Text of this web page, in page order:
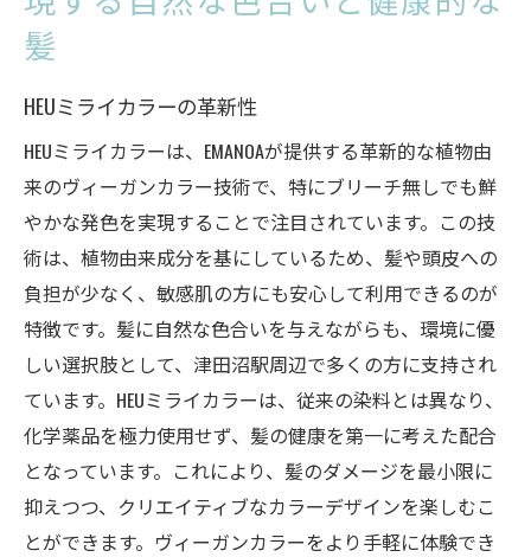
髪
HEUミライカラーの革新性
HEUミライカラーは、EMANOAが提供する革新的な植物由
来のヴィーガンカラー技術で、特にブリーチ無しでも鮮
やかな発色を実現することで注目されています。この技
術は、植物由来成分を基にしているため、髪や頭皮への
負担が少なく、敏感肌の方にも安心して利用できるのが
特徴です。髪に自然な色合いを与えながらも、環境に優
しい選択肢として、津田沼駅周辺で多くの方に支持され
ています。HEUミライカラーは、従来の染料とは異なり、
化学薬品を極力使用せず、髪の健康を第一に考えた配合
となっています。これにより、髪のダメージを最小限に
抑えつつ、クリエイティブなカラーデザインを楽しむこ
とができます。ヴィーガンカラーをより手軽に体験でき